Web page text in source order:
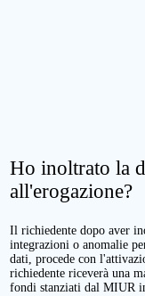
Ho inoltrato la
all'erogazione?
Il richiedente dopo aver
integrazioni o anomalie
dati, procede con
richiedente riceverà una
fondi stanziati dal MIUR